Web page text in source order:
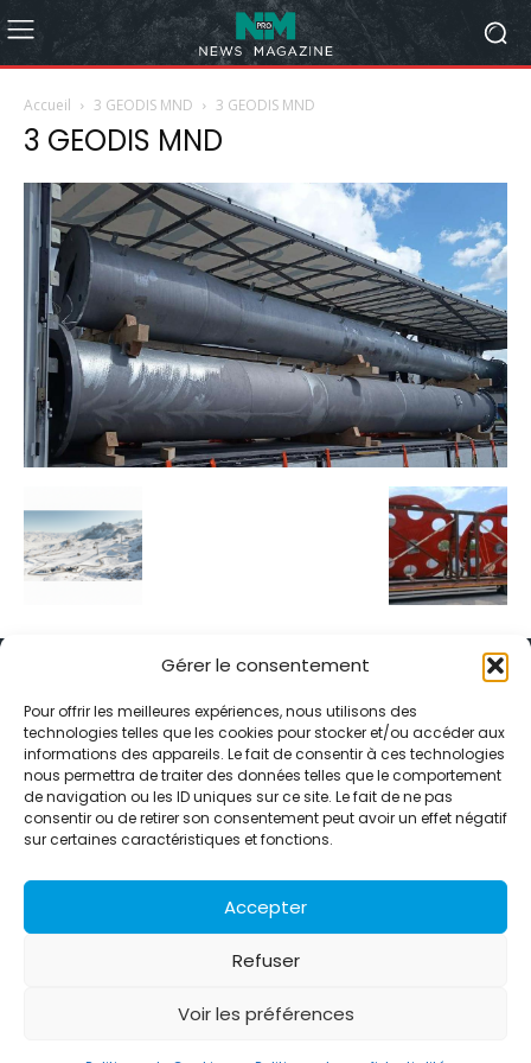
Gérer le consentement
Pour offrir les meilleures expériences, nous utilisons des
technologies telles que les cookies pour stocker et/ou accéder aux
informations des appareils. Le fait de consentir à ces technologies
nous permettra de traiter des données telles que le comportement
de navigation ou les ID uniques sur ce site. Le fait de ne pas
consentir ou de retirer son consentement peut avoir un effet négatif
sur certaines caractéristiques et fonctions.
Accepter
Refuser
Voir les préférences
Accueil 3 GEODIS MND 3 GEODIS MND
3 GEODIS MND
Alternative Média est une agence de relations presse et de
relations publiques basée à Grenoble. Depuis 1995, elle conçoit et
pilote des stratégies de visibilité en France et à l’international
grâce à un réseau d’agences partenaires.